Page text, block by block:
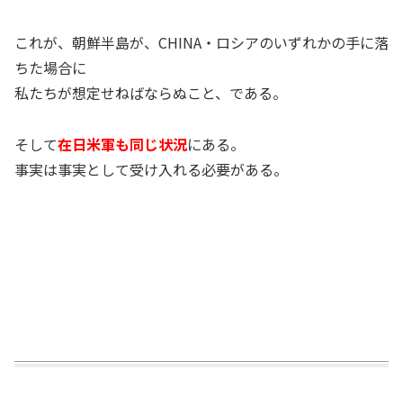
これが、朝鮮半島が、CHINA・ロシアのいずれかの手に落
ちた場合に
私たちが想定せねばならぬこと、である。
そして在日米軍も同じ状況にある。
事実は事実として受け入れる必要がある。